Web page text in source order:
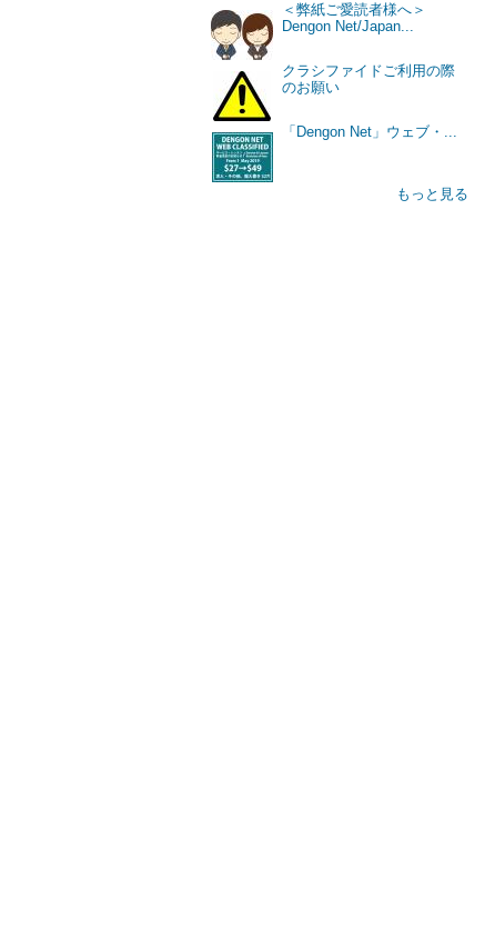
＜弊紙ご愛読者様へ＞
Dengon Net/Japan...
クラシファイドご利用の際
のお願い
「Dengon Net」ウェブ・...
もっと見る